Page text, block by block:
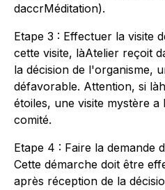
daccrMéditation).
Etape 3 : Effectuer la visite
cette visite, làAtelier reçoit
la décision de l'organisme,
défavorable. Attention, si
étoiles, une visite mystère
comité.
Etape 4 : Faire la demande
Cette démarche doit être
après réception de la